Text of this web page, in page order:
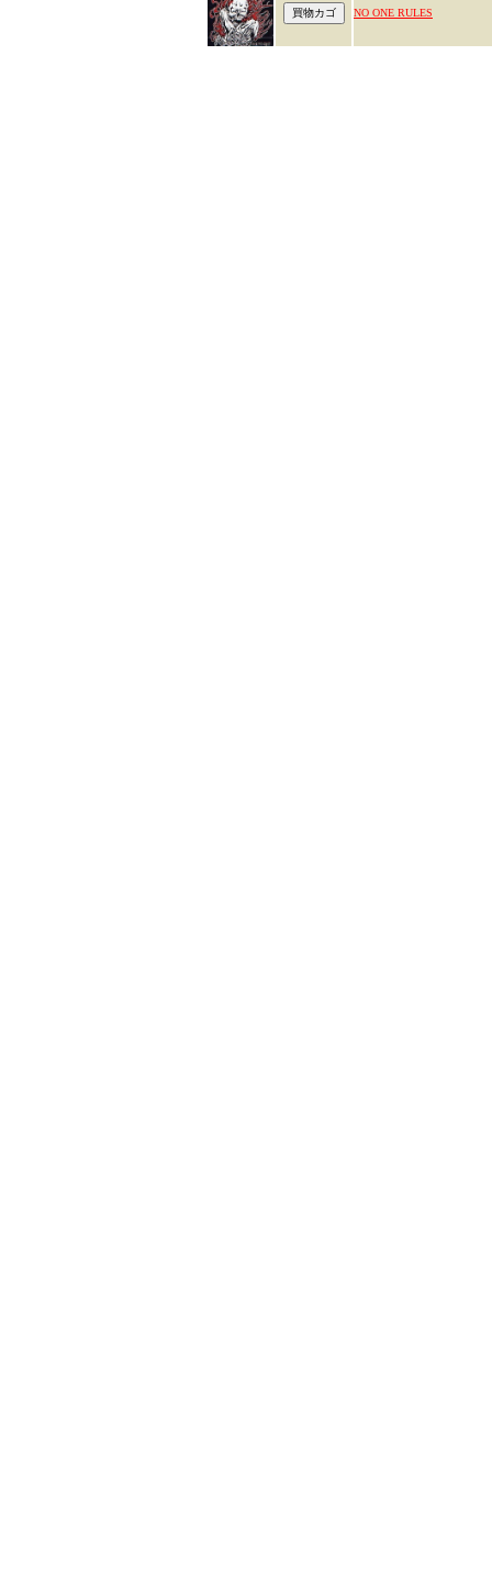
NO ONE RULES